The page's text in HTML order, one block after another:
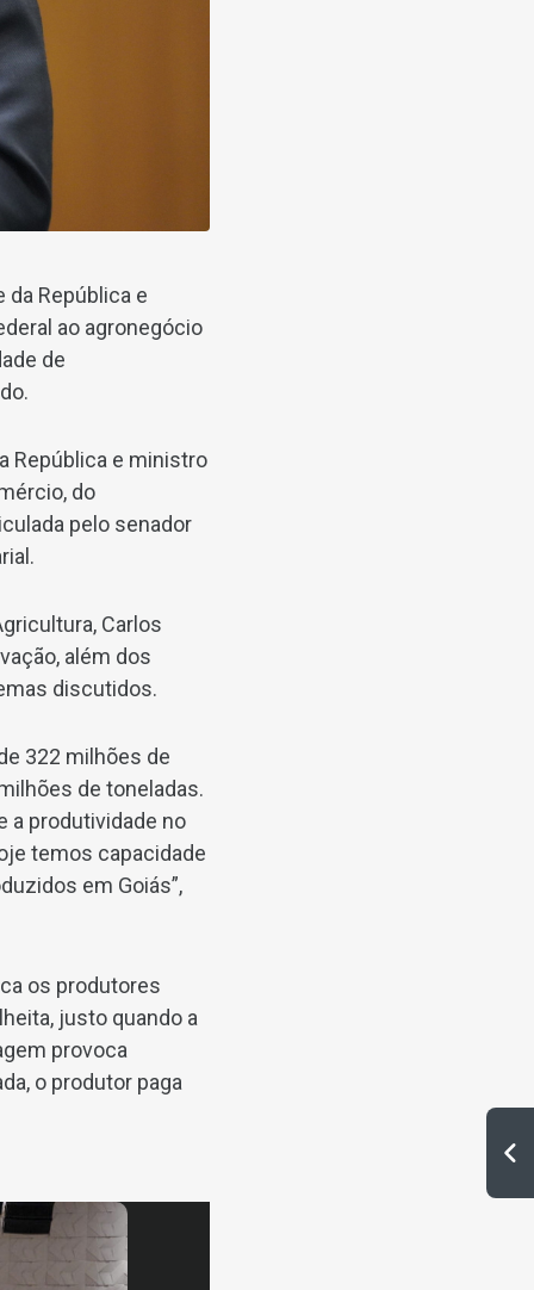
da República e
ao agronegócio
de
República e ministro
do
pelo senador
Carlos
além dos
discutidos.
322 milhões de
de toneladas.
a produtividade no
temos capacidade
em Goiás”,
os produtores
justo quando a
provoca
o produtor paga